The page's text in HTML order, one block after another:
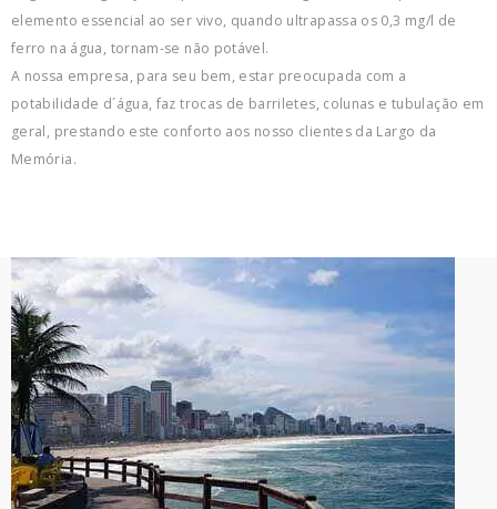
elemento essencial ao ser vivo, quando ultrapassa os 0,3 mg/l de
ferro na água, tornam-se não potável.
A nossa empresa, para seu bem, estar preocupada com a
potabilidade d´água, faz trocas de barriletes, colunas e tubulação em
geral, prestando este conforto aos nosso clientes da Largo da
Memória.